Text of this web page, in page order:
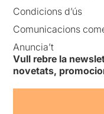
Condicions d’ús
Comunicacions
Anuncia’t
Vull rebre la
novetats,